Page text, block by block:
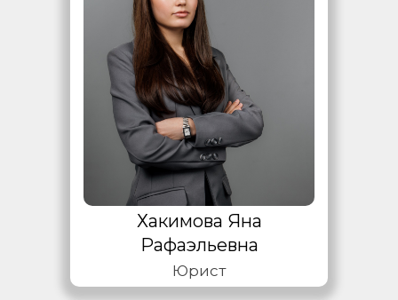
Хакимова Яна
Рафаэльевна
Юрист